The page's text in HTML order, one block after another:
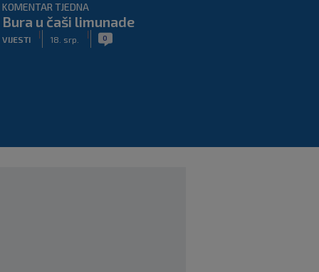
KOMENTAR TJEDNA
Bura u čaši limunade
VIJESTI
|
18. srp.
| 0